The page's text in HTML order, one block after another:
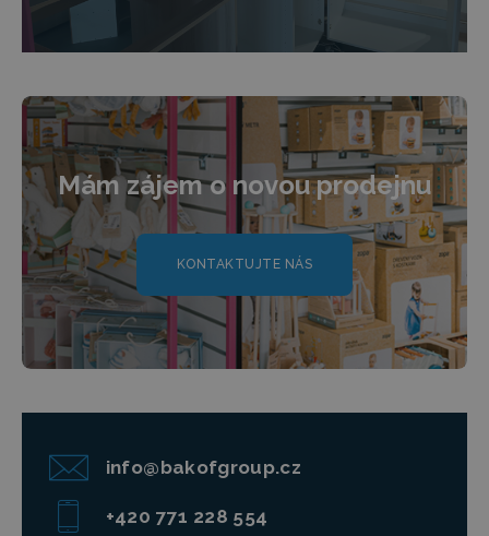
Mám zájem o novou prodejnu
KONTAKTUJTE NÁS
info@bakofgroup.cz
+420 771 228 554